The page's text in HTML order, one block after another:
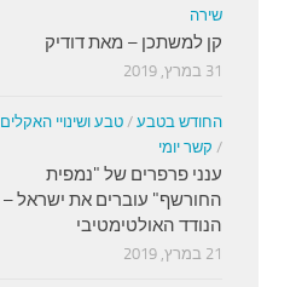
שירה
קן למשתכן – מאת דודיק
31 במרץ, 2019
החודש בטבע / טבע ושינויי האקלים
/ קשר יומי
ענני פרפרים של "נמפית
החורשף" עוברים את ישראל –
הנודד האולטימטיבי
21 במרץ, 2019